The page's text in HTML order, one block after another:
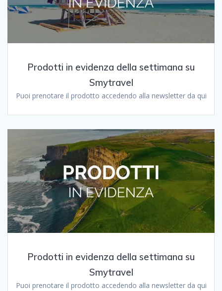
Prodotti in evidenza della settimana su
Smytravel
Puoi prenotare il prodotto accedendo alla newsletter da qui
Prodotti in evidenza della settimana su
Smytravel
Puoi prenotare il prodotto accedendo alla newsletter da qui